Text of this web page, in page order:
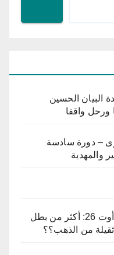
البيان الحسين
واقفا
– دورة سادسة
والمهدية
الألعاب المتوسطية تارنتو إيطاليا أوت 26: أكثر من بطل
من الذهب؟؟